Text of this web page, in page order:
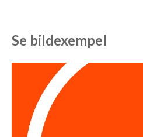
Se bildexempel